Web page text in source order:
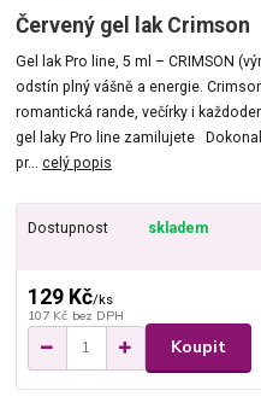
Červený gel lak Crimson
Gel lak Pro line, 5 ml – CRIMSON
odstín plný vášně a energie.
romantická rande, večírky i
gel laky Pro line zamilujete
pr...celý popis
Dostupnost skladem
129 Kč/ks
107 Kč bez DPH
Koupit